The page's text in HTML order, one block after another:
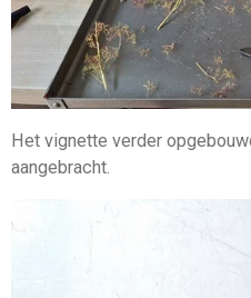
Het vignette verder
aangebracht.